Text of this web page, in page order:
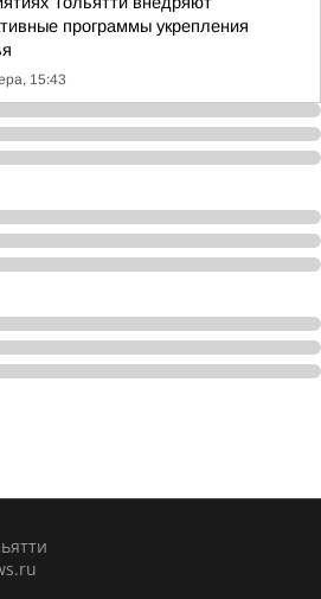
программы укрепления
15:43